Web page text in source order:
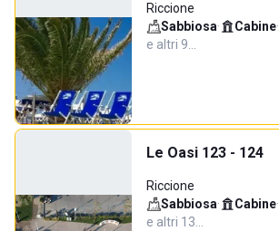
Riccione
Sabbiosa· Cabine·
e altri 9…
Le Oasi 123 - 124
Riccione
Sabbiosa· Cabine·
e altri 13…